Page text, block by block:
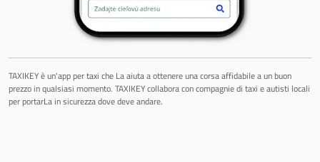
TAXIKEY è un'app per taxi che La aiuta a ottenere una corsa affidabile a un buon
prezzo in qualsiasi momento. TAXIKEY collabora con compagnie di taxi e autisti locali
per portarLa in sicurezza dove deve andare.